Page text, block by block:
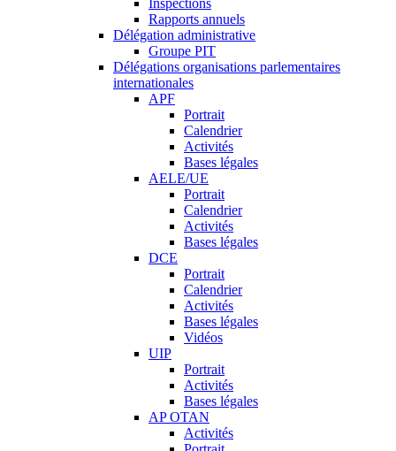
Inspections
Rapports annuels
Délégation administrative
Groupe PIT
Délégations organisations parlementaires
internationales
APF
Portrait
Calendrier
Activités
Bases légales
AELE/UE
Portrait
Calendrier
Activités
Bases légales
DCE
Portrait
Calendrier
Activités
Bases légales
Vidéos
UIP
Portrait
Activités
Bases légales
AP OTAN
Activités